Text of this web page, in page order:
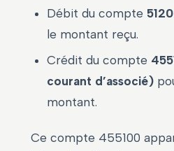
Débit du compte
le montant reçu.
Crédit du compte
courant d’associé)
montant.
Ce compte 455100